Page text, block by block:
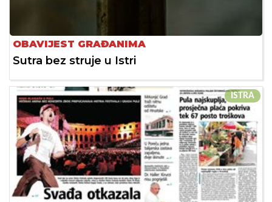
OBAVIJEST GRAĐANIMA
Sutra bez struje u Istri
ISTRA